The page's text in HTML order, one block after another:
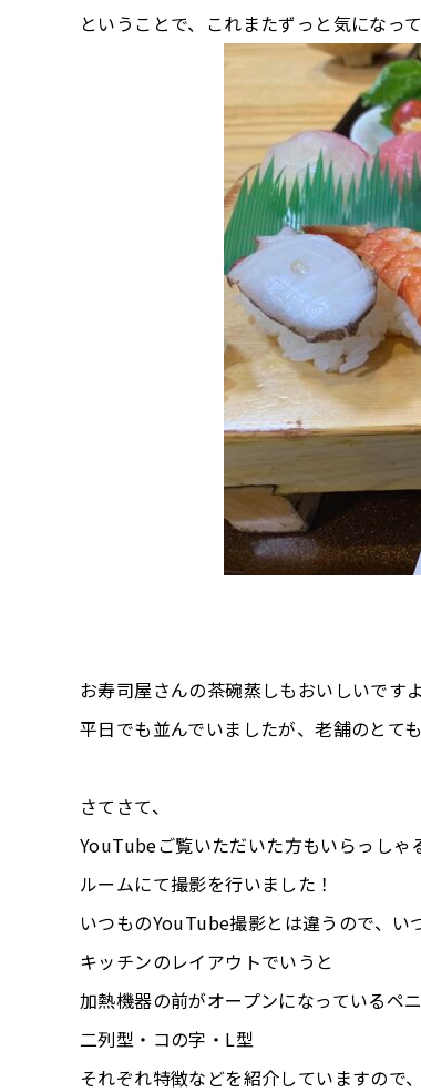
ということで、これまたずっと気になっ
お寿司屋さんの茶碗蒸しもおいしいです
平日でも並んでいましたが、老舗のとて
さてさて、
YouTubeご覧いただいた方もいらっしゃ
ルームにて撮影を行いました！
いつものYouTube撮影とは違うので、い
キッチンのレイアウトでいうと
加熱機器の前がオープンになっているペ
二列型・コの字・L型
それぞれ特徴などを紹介していますので